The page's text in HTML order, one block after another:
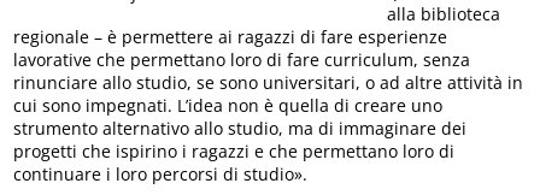
alla biblioteca
regionale – è permettere ai ragazzi di fare esperienze
lavorative che permettano loro di fare curriculum, senza
rinunciare allo studio, se sono universitari, o ad altre attività in
cui sono impegnati. L’idea non è quella di creare uno
strumento alternativo allo studio, ma di immaginare dei
progetti che ispirino i ragazzi e che permettano loro di
continuare i loro percorsi di studio».